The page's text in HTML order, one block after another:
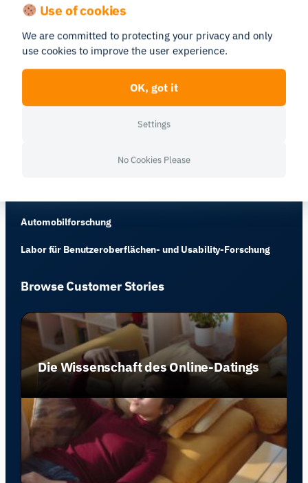
Psychologische Forschungsinstrumente
EduLabs
Human Factors
Forschung zu Gesundheit und Wohlbefinden
Automobilforschung
Labor für Benutzeroberflächen- und Usability-Forschung
Browse Customer Stories
Die Wissenschaft des Online-Datings
Use of cookies
We are committed to protecting your privacy and only
use cookies to improve the user experience.
OK, got it
Settings
No Cookies Please